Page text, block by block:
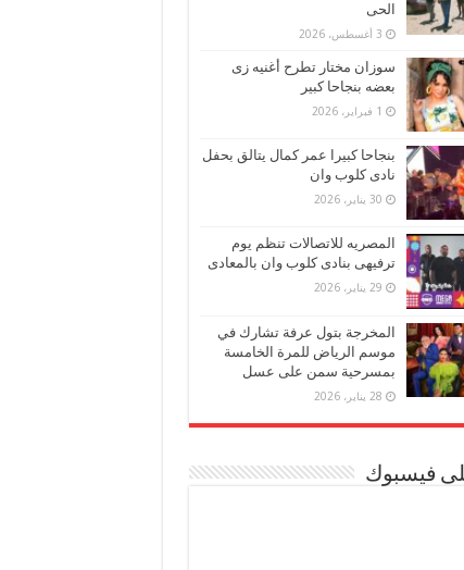
الحى
3 أغسطس، 2026
سوزان مختار تطرح أغنيه زى
بعضه بنجاحا كبير
1 فبراير، 2026
بنجاحا كبيرا عمر كمال يتالق بحفل
نادى كلوب وان
30 يناير، 2026
المصريه للاتصالات تنظم يوم
ترفيهى بنادى كلوب وان بالمعادى
29 يناير، 2026
المخرجة بتول عرفة تشارك في
موسم الرياض للمرة الخامسة
بمسرحية سمن على عسل
28 يناير، 2026
فيسبوك